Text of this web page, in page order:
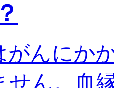
がんにか
せん。血